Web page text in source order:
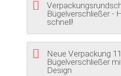
Bügelverschließer -
schnell!
Neue Verpackung
Bügelverschließer
Design